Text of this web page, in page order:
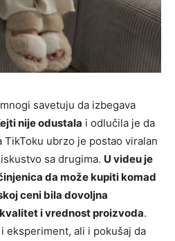
savetuju da izbegava
nije odustala i odlučila je da
ubrzo je postao viralan
sa drugima. U videu je
da može kupiti komad
ceni bila dovoljna
i vrednost proizvoda.
eksperiment, ali i pokušaj da